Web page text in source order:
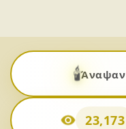
🕯️Άναψαν
23,173